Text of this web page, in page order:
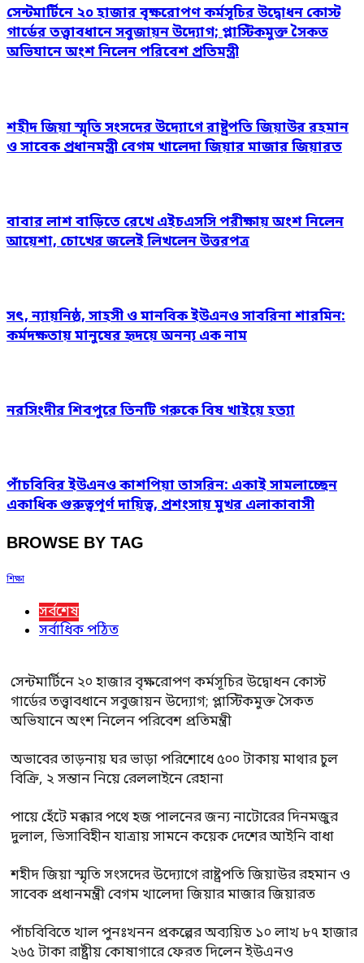
সেন্টমার্টিনে ২০ হাজার বৃক্ষরোপণ কর্মসূচির উদ্বোধন কোস্ট
গার্ডের তত্ত্বাবধানে সবুজায়ন উদ্যোগ; প্লাস্টিকমুক্ত সৈকত
অভিযানে অংশ নিলেন পরিবেশ প্রতিমন্ত্রী
শহীদ জিয়া স্মৃতি সংসদের উদ্যোগে রাষ্ট্রপতি জিয়াউর রহমান
ও সাবেক প্রধানমন্ত্রী বেগম খালেদা জিয়ার মাজার জিয়ারত
বাবার লাশ বাড়িতে রেখে এইচএসসি পরীক্ষায় অংশ নিলেন
আয়েশা, চোখের জলেই লিখলেন উত্তরপত্র
সৎ, ন্যায়নিষ্ঠ, সাহসী ও মানবিক ইউএনও সাবরিনা শারমিন:
কর্মদক্ষতায় মানুষের হৃদয়ে অনন্য এক নাম
নরসিংদীর শিবপুরে তিনটি গরুকে বিষ খাইয়ে হত্যা
পাঁচবিবির ইউএনও কাশপিয়া তাসরিন: একাই সামলাচ্ছেন
একাধিক গুরুত্বপূর্ণ দায়িত্ব, প্রশংসায় মুখর এলাকাবাসী
BROWSE BY TAG
শিক্ষা
সর্বশেষ
সর্বাধিক পঠিত
সেন্টমার্টিনে ২০ হাজার বৃক্ষরোপণ কর্মসূচির উদ্বোধন কোস্ট
গার্ডের তত্ত্বাবধানে সবুজায়ন উদ্যোগ; প্লাস্টিকমুক্ত সৈকত
অভিযানে অংশ নিলেন পরিবেশ প্রতিমন্ত্রী
অভাবের তাড়নায় ঘর ভাড়া পরিশোধে ৫০০ টাকায় মাথার চুল
বিক্রি, ২ সন্তান নিয়ে রেললাইনে রেহানা
পায়ে হেঁটে মক্কার পথে হজ পালনের জন্য নাটোরের দিনমজুর
দুলাল, ভিসাবিহীন যাত্রায় সামনে কয়েক দেশের আইনি বাধা
শহীদ জিয়া স্মৃতি সংসদের উদ্যোগে রাষ্ট্রপতি জিয়াউর রহমান ও
সাবেক প্রধানমন্ত্রী বেগম খালেদা জিয়ার মাজার জিয়ারত
পাঁচবিবিতে খাল পুনঃখনন প্রকল্পের অব্যয়িত ১০ লাখ ৮৭ হাজার
২৬৫ টাকা রাষ্ট্রীয় কোষাগারে ফেরত দিলেন ইউএনও